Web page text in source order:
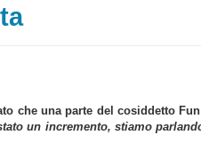
che una parte del cosiddetto
un incremento, stiamo